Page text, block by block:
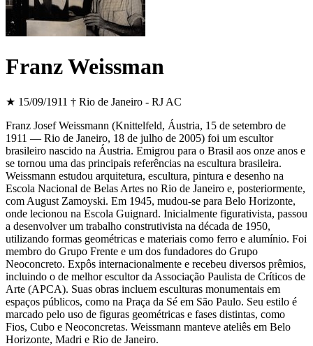
Franz Weissman
★ 15/09/1911 † Rio de Janeiro - RJ AC
Franz Josef Weissmann (Knittelfeld, Áustria, 15 de setembro de
1911 — Rio de Janeiro, 18 de julho de 2005) foi um escultor
brasileiro nascido na Áustria. Emigrou para o Brasil aos onze anos e
se tornou uma das principais referências na escultura brasileira.
Weissmann estudou arquitetura, escultura, pintura e desenho na
Escola Nacional de Belas Artes no Rio de Janeiro e, posteriormente,
com August Zamoyski. Em 1945, mudou-se para Belo Horizonte,
onde lecionou na Escola Guignard. Inicialmente figurativista, passou
a desenvolver um trabalho construtivista na década de 1950,
utilizando formas geométricas e materiais como ferro e alumínio. Foi
membro do Grupo Frente e um dos fundadores do Grupo
Neoconcreto. Expôs internacionalmente e recebeu diversos prêmios,
incluindo o de melhor escultor da Associação Paulista de Críticos de
Arte (APCA). Suas obras incluem esculturas monumentais em
espaços públicos, como na Praça da Sé em São Paulo. Seu estilo é
marcado pelo uso de figuras geométricas e fases distintas, como
Fios, Cubo e Neoconcretas. Weissmann manteve ateliês em Belo
Horizonte, Madri e Rio de Janeiro.